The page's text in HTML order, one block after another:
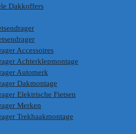
Dakkoffers
Accessoires
Achterklepmontage
Automerk
Dakmontage
Elektrische Fietsen
Merken
Trekhaakmontage